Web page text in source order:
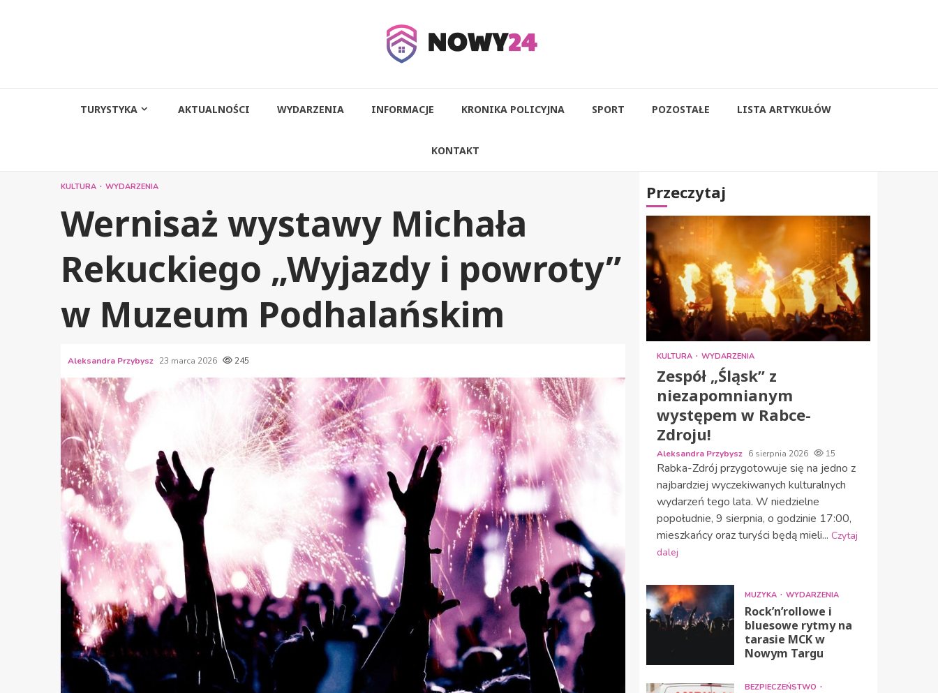
TURYSTYKA AKTUALNOŚCI WYDARZENIA INFORMACJE KRONIKA POLICYJNA SPORT POZOSTAŁE LISTA ARTYKUŁÓW
KONTAKT
KULTURA WYDARZENIA
Wernisaż wystawy Michała
Rekuckiego „Wyjazdy i powroty”
w Muzeum Podhalańskim
Aleksandra Przybysz 23 marca 2026 245
Przeczytaj
KULTURA WYDARZENIA
Zespół „Śląsk” z
niezapomnianym
występem w Rabce-
Zdroju!
Aleksandra Przybysz 6 sierpnia 2026 15
Rabka-Zdrój przygotowuje się na jedno z
najbardziej wyczekiwanych kulturalnych
wydarzeń tego lata. W niedzielne
popołudnie, 9 sierpnia, o godzinie 17:00,
mieszkańcy oraz turyści będą mieli... Czytaj
dalej
MUZYKA WYDARZENIA
Rock’n’rollowe i
bluesowe rytmy na
tarasie MCK w
Nowym Targu
BEZPIECZEŃSTWO